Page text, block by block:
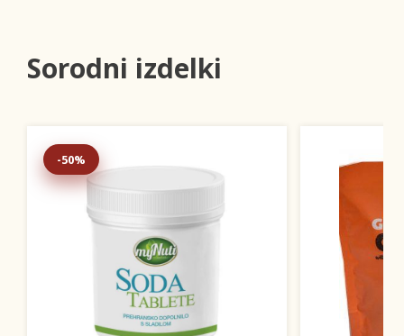
Sorodni izdelki
-50%